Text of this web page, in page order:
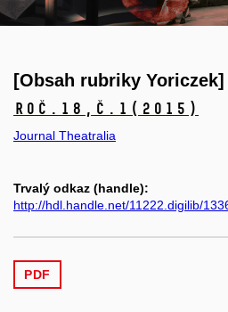
[Obsah rubriky Yoriczek]
Roč.18, č.1 (2015)
Journal Theatralia
Trvalý odkaz (handle):
http://hdl.handle.net/11222.digilib/
PDF